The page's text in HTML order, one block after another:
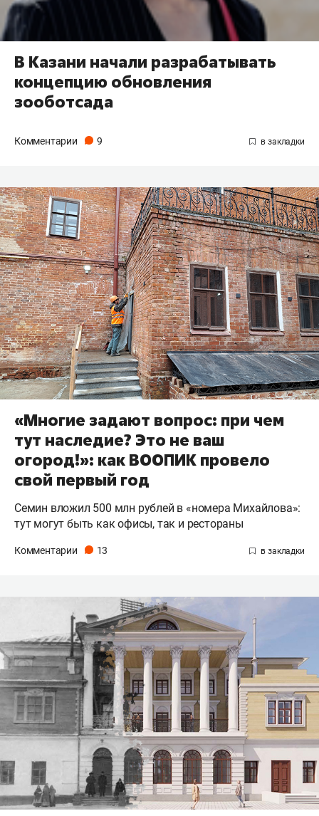
В Казани начали разрабатывать
концепцию обновления
зооботсада
Комментарии 9
«Многие задают вопрос: при чем
тут наследие? Это не ваш
огород!»: как ВООПИК провело
свой первый год
Семин вложил 500 млн рублей в «номера Михайлова»:
тут могут быть как офисы, так и рестораны
Комментарии 13